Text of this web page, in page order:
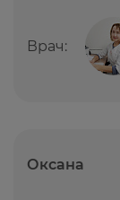
Врач:
Оксана